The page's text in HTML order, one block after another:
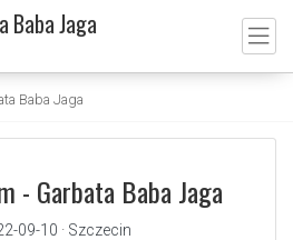
Baba Jaga
Baba Jaga
- Garbata Baba Jaga
09-10 · Szczecin